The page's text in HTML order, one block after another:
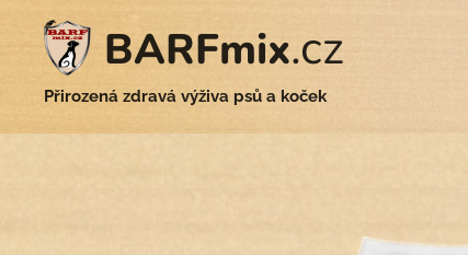
BARFmix.cz
Přirozená zdravá výživa psů a koček